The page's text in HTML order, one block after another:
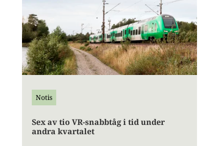
Notis
Sex av tio VR-snabbtåg i tid under
andra kvartalet